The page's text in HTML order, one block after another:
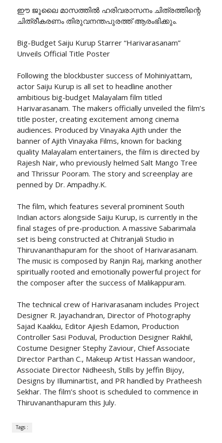
ഈ ജൂലൈ മാസത്തിൽ ഹരിവരാസനം ചിത്രത്തിന്റെ
ചിത്രീകരണം തിരുവനന്തപുരത്ത് ആരംഭിക്കും.
Big-Budget Saiju Kurup Starrer “Harivarasanam”
Unveils Official Title Poster
Following the blockbuster success of Mohiniyattam,
actor Saiju Kurup is all set to headline another
ambitious big-budget Malayalam film titled
Harivarasanam. The makers officially unveiled the film’s
title poster, creating excitement among cinema
audiences. Produced by Vinayaka Ajith under the
banner of Ajith Vinayaka Films, known for backing
quality Malayalam entertainers, the film is directed by
Rajesh Nair, who previously helmed Salt Mango Tree
and Thrissur Pooram. The story and screenplay are
penned by Dr. Ampadhy.K.
The film, which features several prominent South
Indian actors alongside Saiju Kurup, is currently in the
final stages of pre-production. A massive Sabarimala
set is being constructed at Chitranjali Studio in
Thiruvananthapuram for the shoot of Harivarasanam.
The music is composed by Ranjin Raj, marking another
spiritually rooted and emotionally powerful project for
the composer after the success of Malikappuram.
The technical crew of Harivarasanam includes Project
Designer R. Jayachandran, Director of Photography
Sajad Kaakku, Editor Ajiesh Edamon, Production
Controller Sasi Poduval, Production Designer Rakhil,
Costume Designer Stephy Zaviour, Chief Associate
Director Parthan C., Makeup Artist Hassan wandoor,
Associate Director Nidheesh, Stills by Jeffin Bijoy,
Designs by Illuminartist, and PR handled by Pratheesh
Sekhar. The film’s shoot is scheduled to commence in
Thiruvananthapuram this July.
Tags :